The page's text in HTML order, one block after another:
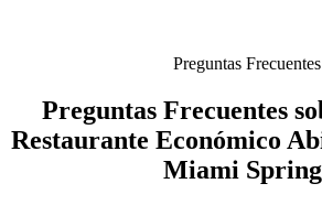
Preguntas Frecuentes
Preguntas Frecuentes
Restaurante Económico
Miami